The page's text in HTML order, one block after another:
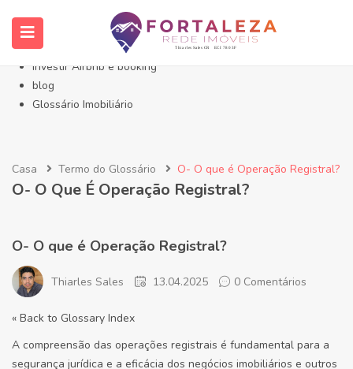
Início- Imóveis Fortaleza Eusébio
Imóveis em Fortaleza
Imóveis no Eusébio
Investir Airbnb e booking
blog
Glossário Imobiliário
Casa Termo do Glossário O- O que é Operação Registral?
O- O Que É Operação Registral?
O- O que é Operação Registral?
Thiarles Sales 13.04.2025 0 Comentários
« Back to Glossary Index
A compreensão das operações registrais é fundamental para a
segurança jurídica e a eficácia dos negócios imobiliários e outros